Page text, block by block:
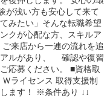
が浅い方も安心して来て
みたい」そんな転職希望
クが心配な方、スキルア
来店から一連の流れを追
ルがあり、 確認や復習
応募ください。 ■資格取
ライセンス 取得支援制
します！ ※条件あり ↓↓